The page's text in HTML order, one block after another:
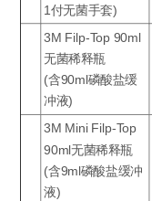
1付无菌手套)
3M Filp-Top 90ml
无菌稀释瓶
(含90ml磷酸盐缓
冲液)
3M Mini Filp-Top
90ml无菌稀释瓶
(含9ml磷酸盐缓冲
液)